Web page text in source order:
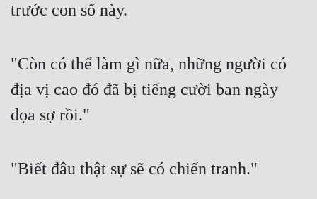
trước con số này.
"Còn có thể làm gì nữa, những người có
địa vị cao đó đã bị tiếng cười ban ngày
dọa sợ rồi."
"Biết đâu thật sự sẽ có chiến tranh."